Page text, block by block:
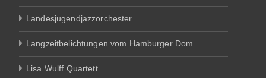
Landesjugendjazzorchester
Langzeitbelichtungen vom Hamburger Dom
Lisa Wulff Quartett